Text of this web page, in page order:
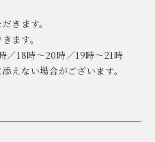
きます。
ます。
／18時〜20時／19時〜21時
えない場合がございます。